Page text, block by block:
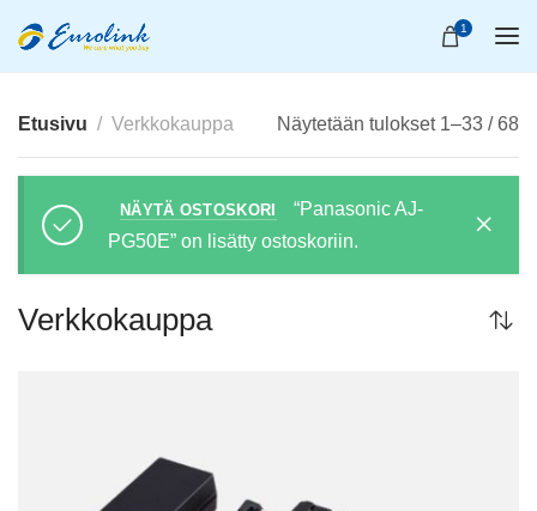
1
Etusivu Verkkokauppa Näytetään tulokset 1–33 / 68
NÄYTÄ OSTOSKORI
“Panasonic AJ-
PG50E” on lisätty ostoskoriin.
Verkkokauppa